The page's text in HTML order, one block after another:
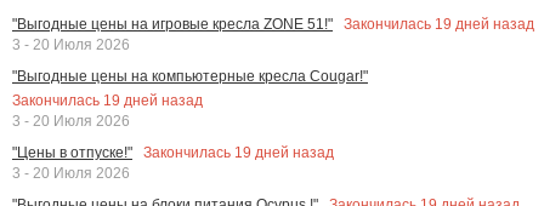
"Выгодные цены на игровые кресла ZONE 51!"
Закончилась 19 дней назад
3 - 20 Июля 2026
"Выгодные цены на компьютерные кресла Cougar!"
Закончилась 19 дней назад
3 - 20 Июля 2026
"Цены в отпуске!"
Закончилась 19 дней назад
3 - 20 Июля 2026